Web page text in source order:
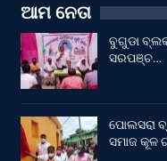
ଆମ ନେତା
ବୁଗୁଡା
ସରପଞ୍ଚ…
ପୋଲସରା
ସମାଜ କୂଳ